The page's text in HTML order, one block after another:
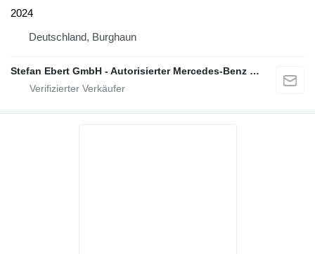
2024
Deutschland, Burghaun
Stefan Ebert GmbH - Autorisierter Mercedes-Benz Servicepartner